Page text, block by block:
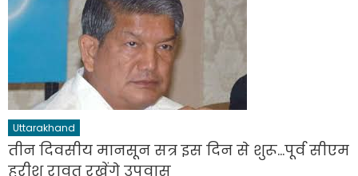
Uttarakhand
तीन दिवसीय मानसून सत्र इस दिन से शुरू…पूर्व सीएम
हरीश रावत रखेंगे उपवास